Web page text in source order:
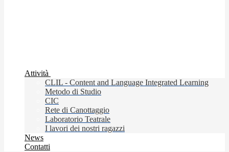
Attività
CLIL - Content and Language Integrated Learning
Metodo di Studio
CIC
Rete di Canottaggio
Laboratorio Teatrale
I lavori dei nostri ragazzi
News
Contatti